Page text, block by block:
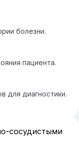
болезни.
пациента.
для диагностики.